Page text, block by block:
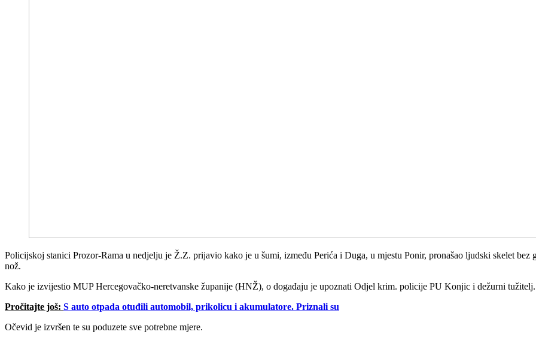
Policijskoj stanici Prozor-Rama u nedjelju je Ž.Z. prijavio kako je u šumi, između Perića i Duga, u mjestu Ponir, pronašao ljudski skelet bez
nož.
Kako je izvijestio MUP Hercegovačko-neretvanske županije (HNŽ), o događaju je upoznati Odjel krim. policije PU Konjic i dežurni tužitelj.
Pročitajte još: S auto otpada otuđili automobil, prikolicu i akumulatore. Priznali su
Očevid je izvršen te su poduzete sve potrebne mjere.